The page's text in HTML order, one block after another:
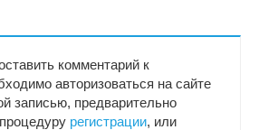
комментарий к
авторизоваться на сайте
записью, предварительно
регистрации, или